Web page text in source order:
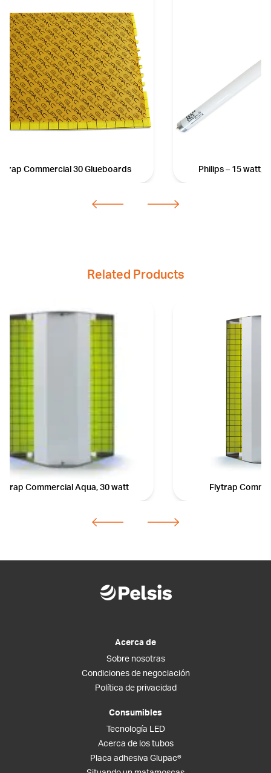
Commercial 30 Glueboards Philips – 15 watt,
Related Products
Commercial Aqua, 30 watt Flytrap
Acerca de
Sobre nosotras
Condiciones de negociación
Política de privacidad
Consumibles
Tecnología LED
Acerca de los tubos
Placa adhesiva Glupac®